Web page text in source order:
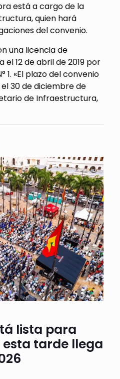
está a cargo de la
quien hará
del convenio.
una licencia de
12 de abril de 2019 por
1. «El plazo del convenio
30 de diciembre de
de Infraestructura,
lista para
tarde llega